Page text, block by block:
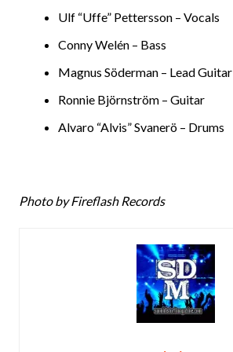
Ulf “Uffe” Pettersson – Vocals
Conny Welén – Bass
Magnus Söderman – Lead Guitar
Ronnie Björnström – Guitar
Alvaro “Alvis” Svanerö – Drums
Photo by Fireflash Records